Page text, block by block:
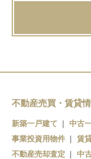
不動産売買・賃貸
新築一戸建て 中古
事業投資用物件
賃
不動産売却査定
中